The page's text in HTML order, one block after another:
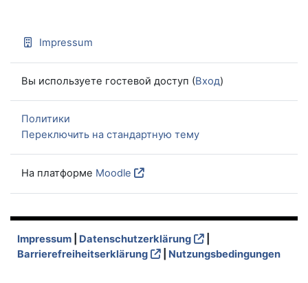
Impressum
Вы используете гостевой доступ (Вход)
Политики
Переключить на стандартную тему
На платформе Moodle
Impressum Datenschutzerklärung
Barrierefreiheitserklärung
Nutzungsbedingungen